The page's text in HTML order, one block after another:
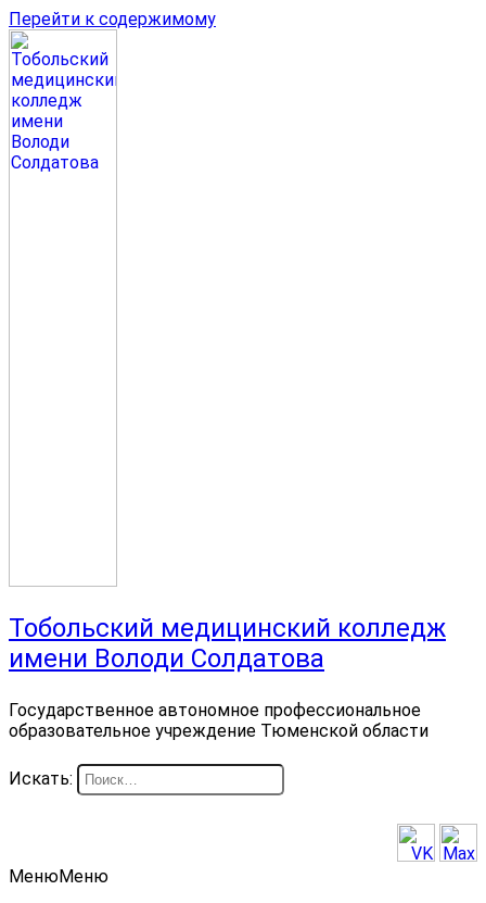
Перейти к содержимому
Тобольский медицинский колледж
имени Володи Солдатова
Государственное автономное профессиональное
образовательное учреждение Тюменской области
Искать:
МенюМеню